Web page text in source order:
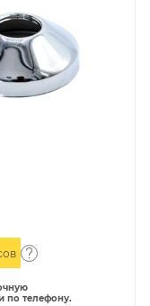
по телефону.